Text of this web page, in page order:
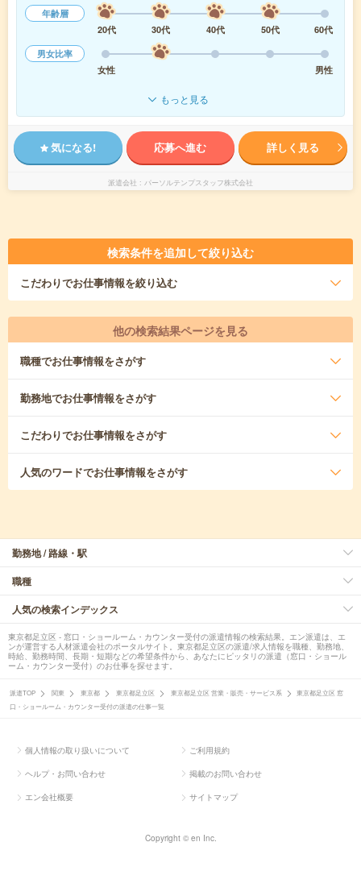
年齢層
20代
30代 40代 50代
60代
男女比率
女性
男性
もっと見る
気になる! 応募へ進む 詳しく見る
派遣会社 パーソルテンプスタッフ株式会社
検索条件を追加して絞り込む
こだわりでお仕事情報を絞り込む
他の検索結果ページを見る
職種でお仕事情報をさがす
勤務地でお仕事情報をさがす
こだわりでお仕事情報をさがす
人気のワードでお仕事情報をさがす
勤務地 / 路線・駅
職種
人気の検索インデックス
東京都足立区 - 窓口・ショールーム・カウンター受付の派遣情報の検索結果。エン派遣は、エ
ンが運営する人材派遣会社のポータルサイト。東京都足立区の派遣/求人情報を職種、勤務地、
時給、勤務時間、長期・短期などの希望条件から、あなたにピッタリの派遣（窓口・ショール
ーム・カウンター受付）のお仕事を探せます。
派遣TOP 関東 東京都 東京都足立区 東京都足立区 営業・販売・サービス系
東京都足立区 窓
口・ショールーム・カウンター受付の派遣の仕事一覧
個人情報の取り扱いについて ご利用規約
ヘルプ・お問い合わせ 掲載のお問い合わせ
エン会社概要 サイトマップ
Copyright © en Inc.